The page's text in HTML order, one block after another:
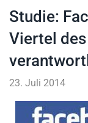
Studie:
Viertel
23. Juli 2014